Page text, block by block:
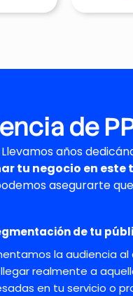
de
años
tu negocio en
asegurarte
de tu
la audienciaal
llegarrealmente a
en tu servicio o